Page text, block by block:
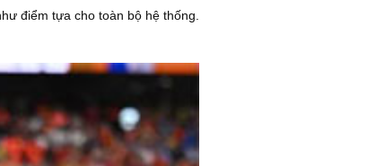
điểm tựa cho toàn bộ hệ thống.